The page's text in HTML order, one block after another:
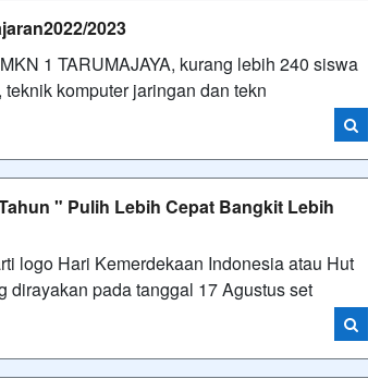
2023
1 TARUMAJAYA, kurang lebih 240 siswa
komputer jaringan dan tekn
" Pulih Lebih Cepat Bangkit Lebih
logo Hari Kemerdekaan Indonesia atau Hut
dirayakan pada tanggal 17 Agustus set